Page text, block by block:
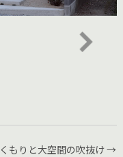
もりと大空間の吹抜け →